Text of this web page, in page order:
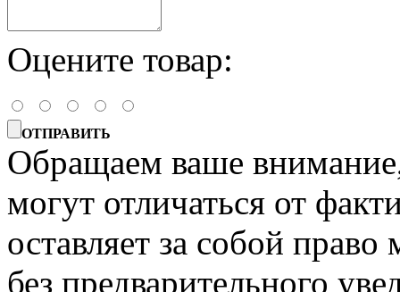
Оцените товар:
ОТПРАВИТЬ
Обращаем ваше
могут отличаться от
оставляет за собой право
без предварительного